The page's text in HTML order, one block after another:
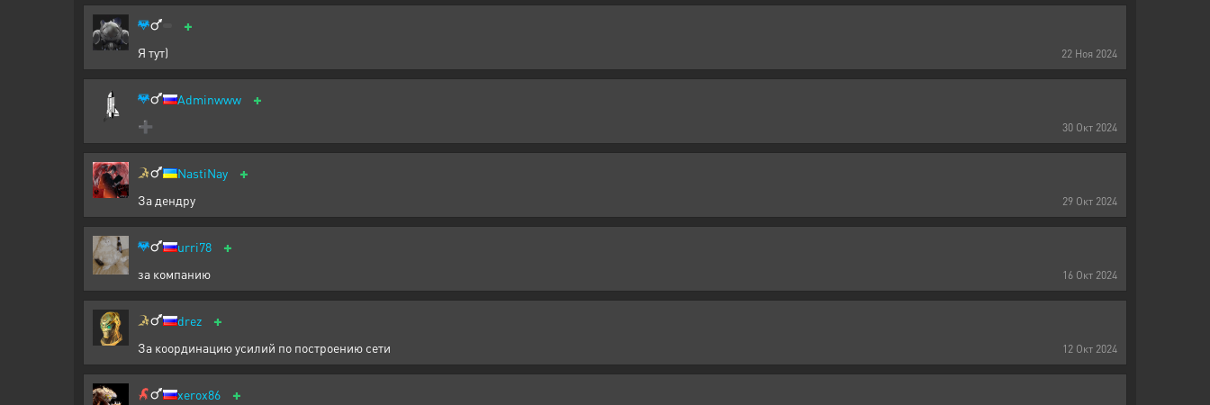
22 Ноя 2024
+
Я тут)
30 Окт 2024
Adminwww +
➕
29 Окт 2024
NastiNay +
За дендру
16 Окт 2024
urri78 +
за компанию
12 Окт 2024
drez +
За координацию усилий по построению сети
xerox86 +